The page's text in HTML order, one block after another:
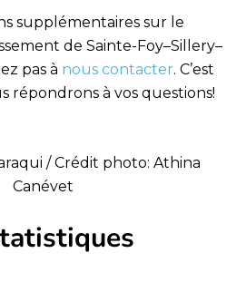
supplémentaires sur le
de Sainte-Foy–Sillery–
pas à nous contacter. C’est
répondrons à vos questions!
/ Crédit photo: Athina
Canévet